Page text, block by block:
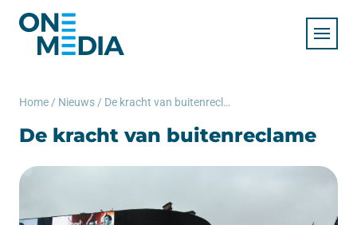
Home / Nieuws / De kracht van buitenreclame
De kracht van buitenreclame